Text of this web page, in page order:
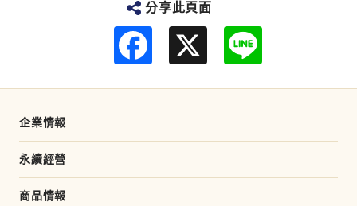
分享此頁面
企業情報
永續經營
商品情報